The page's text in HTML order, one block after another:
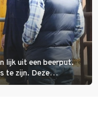
lijk uit een beerput.
te zijn. Deze
met zijn familie